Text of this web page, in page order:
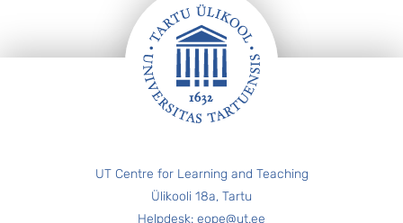
UT Centre for Learning and Teaching
Ülikooli 18a, Tartu
Helpdesk: eope@ut.ee